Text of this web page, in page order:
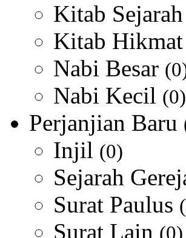
Kitab Sejarah
Kitab Hikmat
Nabi Besar
Nabi Kecil (0)
Perjanjian Baru
Injil (0)
Sejarah
Surat Paulus
Surat Lain (0)